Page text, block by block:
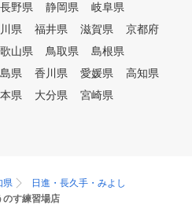
長野県 静岡県
岐阜県
県 福井県 滋賀県
京都府
山県 鳥取県
島根県
県 香川県 愛媛県
高知県
県 大分県
宮崎県
県
日進・長久手・みよし
す練習場店